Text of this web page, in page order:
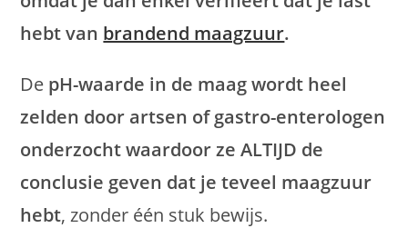
hebt van brandend maagzuur.
De pH-waarde in de maag wordt heel
zelden door artsen of gastro-enterologen
onderzocht waardoor ze ALTIJD de
conclusie geven dat je teveel maagzuur
hebt, zonder één stuk bewijs.